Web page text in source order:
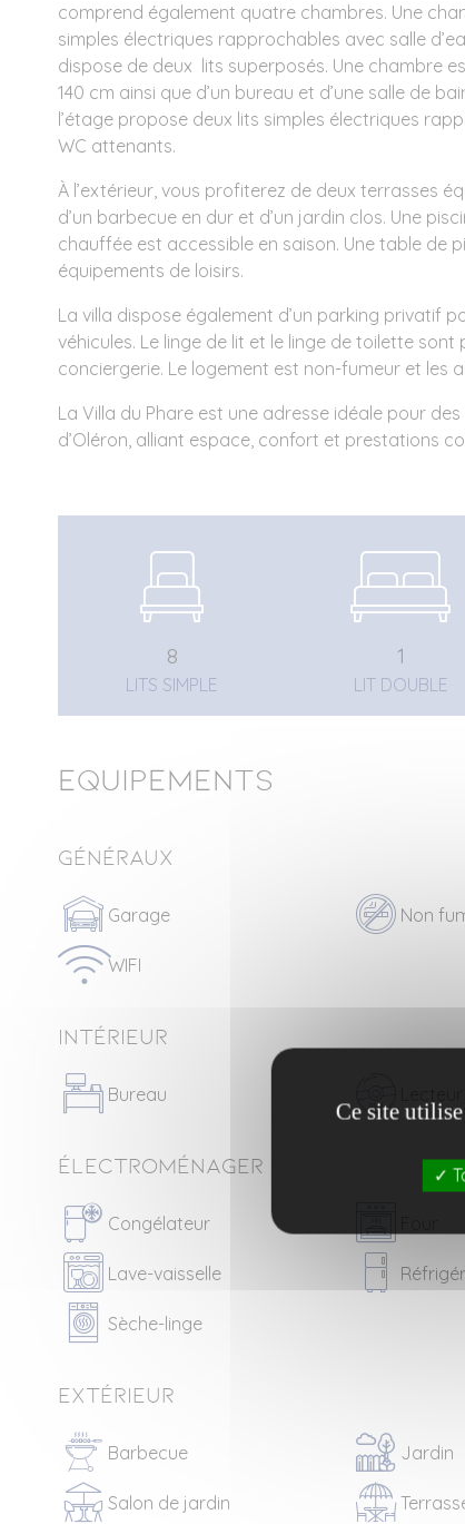
comprend également quatre chambres. Une
simples électriques rapprochables avec salle
dispose de deux lits superposés. Une chambre
140 cm ainsi que d’un bureau et d’une salle de
l’étage propose deux lits simples électriques
WC attenants.
À l’extérieur, vous profiterez de deux terrasses
d’un barbecue en dur et d’un jardin clos. Une
chauffée est accessible en saison. Une table de
équipements de loisirs.
La villa dispose également d’un parking privatif
véhicules. Le linge de lit et le linge de toilette
conciergerie. Le logement est non-fumeur et les
La Villa du Phare est une adresse idéale pour des
d’Oléron, alliant espace, confort et prestations
8
LITS SIMPLE
1
LIT DOUBLE
Equipements
Généraux
Garage Non
WIFI
Intérieur
Bureau
Électroménager
Congélateur
Lave-vaisselle
Sèche-linge
Extérieur
Barbecue Jardin
Salon de jardin
Ce site